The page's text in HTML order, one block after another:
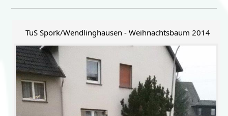
TuS Spork/Wendlinghausen - Weihnachtsbaum 2014